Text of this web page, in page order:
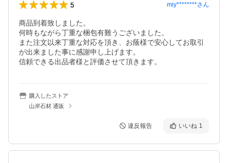
5 miy********さん
商品到着致しました。
何時もながら丁重な梱包有難うございました。
また注文以来丁重な対応を頂き、お蔭様で安心してお取引
が出来ました事に感謝申し上げます。
信頼できる出品者様と評価させて頂きます。
購入したストア
山岸石材 通販
違反報告 いいね 1